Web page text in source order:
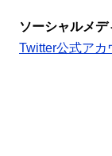
ソーシャルメデ
Twitter公式アカ